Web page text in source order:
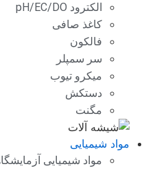
الکترود pH/EC/DO
کاغذ صافی
فالکون
سر سمپلر
میکرو تیوب
دستکش
مگنت
مواد شیمیایی
مواد شیمیایی